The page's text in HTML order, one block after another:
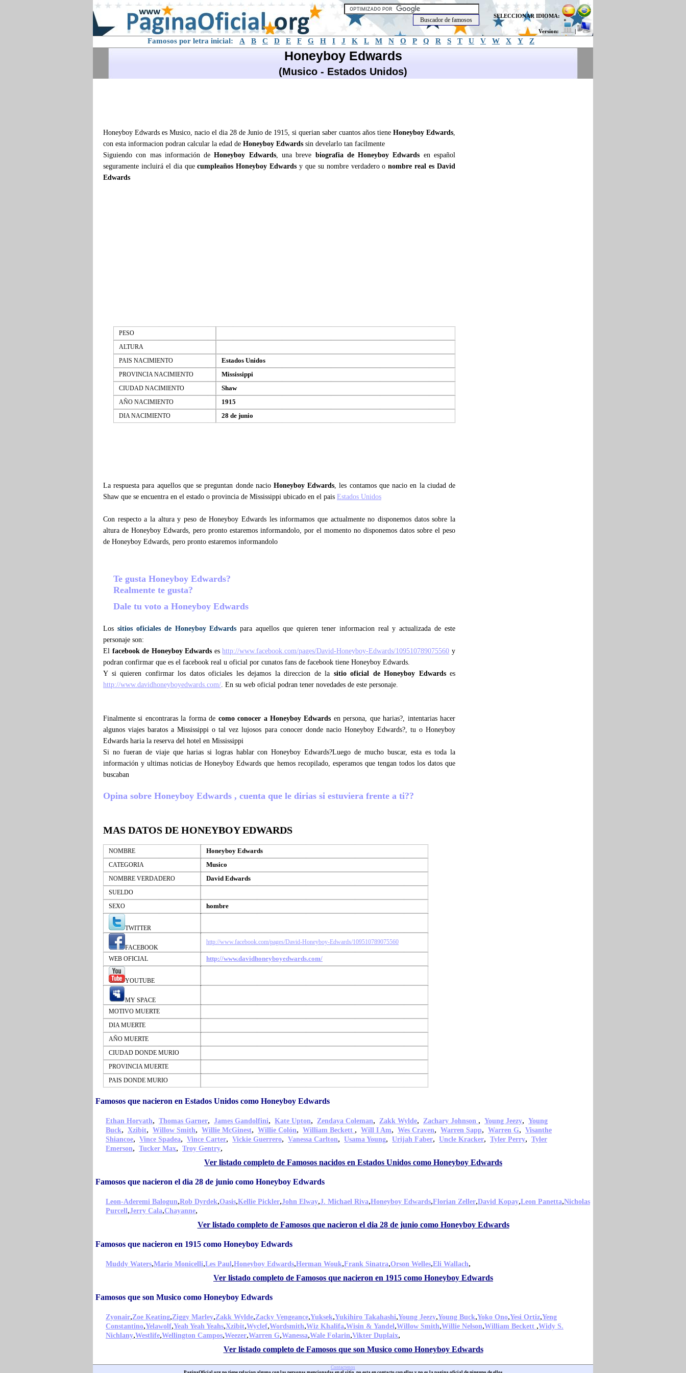
SELECCIONAR IDIOMA:
Version: |
Famosos por letra inicial: A B C D E F G H I J K L M N O P Q R S T U V W X Y Z
Honeyboy Edwards
(Musico - Estados Unidos)
Honeyboy Edwards es Musico, nacio el dia 28 de Junio de 1915, si querian saber cuantos años tiene Honeyboy Edwards,
con esta informacion podran calcular la edad de Honeyboy Edwards sin develarlo tan facilmente
Siguiendo con mas información deHoneyboy Edwards, una breve biografia de Honeyboy Edwards en español
seguramente incluirá el dia quecumpleaños Honeyboy Edwards y que su nombre verdadero onombre real es David
Edwards
PESO
ALTURA
PAIS NACIMIENTO
Estados Unidos
PROVINCIA NACIMIENTO Mississippi
CIUDAD NACIMIENTO Shaw
AÑO NACIMIENTO 1915
DIA NACIMIENTO 28 de junio
La respuesta para aquellos que se preguntan donde nacio Honeyboy Edwards, les contamos que nacio en la ciudad de
Shaw que se encuentra en el estado o provincia de Mississippi ubicado en el pais Estados Unidos
Con respecto a la altura y peso de Honeyboy Edwards les informamos que actualmente no disponemos datos sobre la
altura de Honeyboy Edwards, pero pronto estaremos informandolo, por el momento no disponemos datos sobre el peso
de Honeyboy Edwards, pero pronto estaremos informandolo
Te gusta Honeyboy Edwards?
Realmente te gusta?
Dale tu voto a Honeyboy Edwards
Los sitios oficiales de Honeyboy Edwards para aquellos que quieren tener informacion real y actualizada de este
personaje son:
El facebook de Honeyboy Edwards eshttp://www.facebook.com/pages/David-Honeyboy-Edwards/109510789075560 y
podran confirmar que es el facebook real u oficial por cunatos fans de facebook tiene Honeyboy Edwards.
Y si quieren confirmar los datos oficiales les dejamos la direccion de la sitio oficial de Honeyboy Edwardses
http://www.davidhoneyboyedwards.com/. En su web oficial podran tener novedades de este personaje.
Finalmente si encontraras la forma de como conocer a Honeyboy Edwards en persona, que harias?, intentarias hacer
algunos viajes baratos a Mississippi o tal vez lujosos para conocer donde nacio Honeyboy Edwards?, tu o Honeyboy
Edwards haria la reserva del hotel en Mississippi
Si no fueran de viaje que harias si logras hablar con Honeyboy Edwards?Luego de mucho buscar, esta es toda la
información y ultimas noticias de Honeyboy Edwards que hemos recopilado, esperamos que tengan todos los datos que
buscaban
Opina sobre Honeyboy Edwards , cuenta que le dirias si estuviera frente a ti??
MAS DATOS DE HONEYBOY EDWARDS
NOMBRE Honeyboy Edwards
CATEGORIA Musico
NOMBRE VERDADERO David Edwards
SUELDO
SEXO
hombre
TWITTER
FACEBOOK
http://www.facebook.com/pages/David-Honeyboy-Edwards/109510789075560
WEB OFICIAL http://www.davidhoneyboyedwards.com/
YOUTUBE
MY SPACE
MOTIVO MUERTE
DIA MUERTE
AÑO MUERTE
CIUDAD DONDE MURIO
PROVINCIA MUERTE
PAIS DONDE MURIO
Famosos que nacieron en Estados Unidos como Honeyboy Edwards
Ethan Horvath, Thomas Garner, James Gandolfini, Kate Upton, Zendaya Coleman, Zakk Wylde, Zachary Johnson , Young Jeezy, Young
Buck, Xzibit, Willow Smith, Willie McGinest, Willie Colón, William Beckett , Will I Am, Wes Craven, Warren Sapp, Warren G, Visanthe
Shiancoe, Vince Spadea, Vince Carter, Vickie Guerrero, Vanessa Carlton, Usama Young, Urijah Faber, Uncle Kracker, Tyler Perry, Tyler
Emerson, Tucker Max, Troy Gentry,
Ver listado completo de Famosos nacidos en Estados Unidos como Honeyboy Edwards
Famosos que nacieron el dia 28 de junio como Honeyboy Edwards
Leon-Aderemi Balogun,Rob Dyrdek,Oasis,Kellie Pickler,John Elway,J. Michael Riva,Honeyboy Edwards,Florian Zeller,David Kopay,Leon Panetta,Nicholas
Purcell,Jerry Cala,Chayanne,
Ver listado completo de Famosos que nacieron el dia 28 de junio como Honeyboy Edwards
Famosos que nacieron en 1915 como Honeyboy Edwards
Muddy Waters,Mario Monicelli,Les Paul,Honeyboy Edwards,Herman Wouk,Frank Sinatra,Orson Welles,Eli Wallach,
Ver listado completo de Famosos que nacieron en 1915 como Honeyboy Edwards
Famosos que son Musico como Honeyboy Edwards
Zyonair,Zoe Keating,Ziggy Marley,Zakk Wylde,Zacky Vengeance,Yuksek,Yukihiro Takahashi,Young Jeezy,Young Buck,Yoko Ono,Yesi Ortiz,Yeng
Constantino,Yelawolf,Yeah Yeah Yeahs,Xzibit,Wyclef,Wordsmith,Wiz Khalifa,Wisin & Yandel,Willow Smith,Willie Nelson,William Beckett ,Widy S.
Nichlany,Westlife,Wellington Campos,Weezer,Warren G,Wanessa,Wale Folarin,Vikter Duplaix,
Ver listado completo de Famosos que son Musico como Honeyboy Edwards
Contactenos